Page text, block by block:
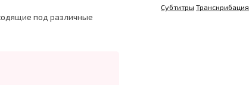
под различные
Субтитры Транскрибация